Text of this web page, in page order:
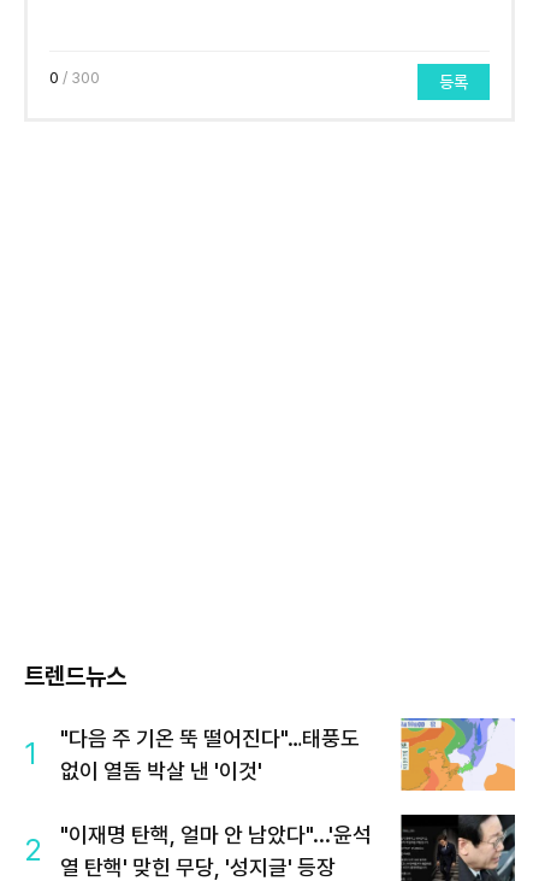
0 / 300 등록
트렌드뉴스
1
"다음 주 기온 뚝 떨어진다"…태풍도
없이 열돔 박살 낸 '이것'
2
"이재명 탄핵, 얼마 안 남았다"...'윤석
열 탄핵' 맞힌 무당, '성지글' 등장